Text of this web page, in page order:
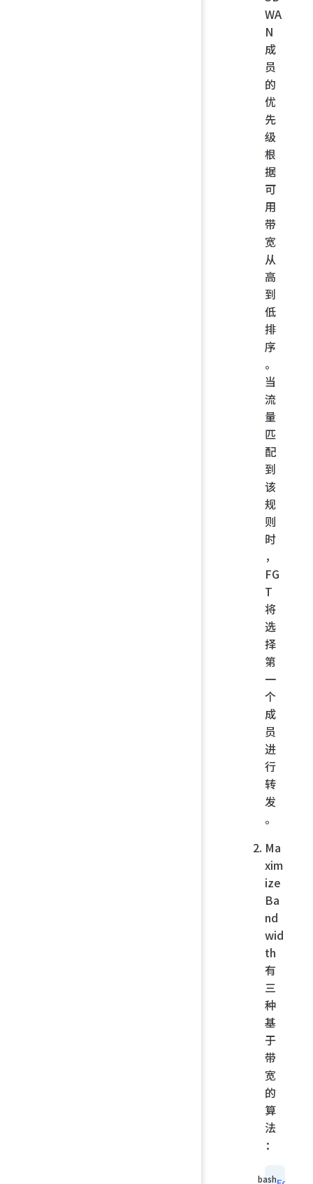
WA
N
成
员
的
优
先
级
根
据
可
用
带
宽
从
高
到
低
排
序
。
当
流
量
匹
配
到
该
规
则
时
，
FG
T
将
选
择
第
一
个
成
员
进
行
转
发
。
Ma
xim
ize
Ba
nd
wid
th
有
三
种
基
于
带
宽
的
算
法
：